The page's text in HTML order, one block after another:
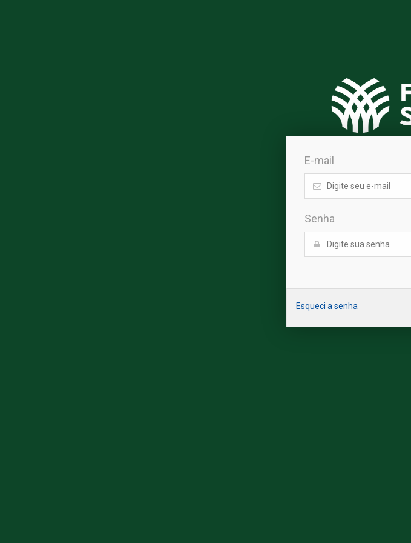
E-mail
Senha
Esqueci a senha